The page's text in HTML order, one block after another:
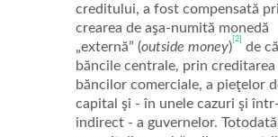
creditului, a fost compensată
crearea de aşa-numită monedă
„externă” (outside money) [2]
de
băncile centrale, prin creditarea
băncilor comerciale, a pieţelor
capital şi - în unele cazuri şi
indirect - a guvernelor.